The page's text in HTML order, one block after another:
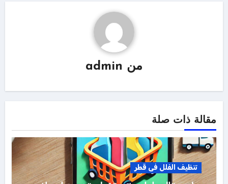
من admin
مقالة ذات صلة
تنظيف الفلل فى قطر